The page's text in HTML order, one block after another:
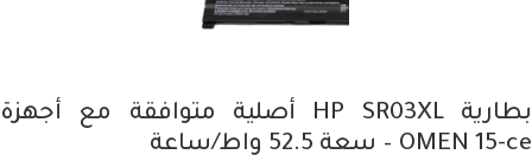
بطارية HP SR03XL أصلية متوافقة مع أجهزة
OMEN 15-ce – سعة 52.5 واط/ساعة